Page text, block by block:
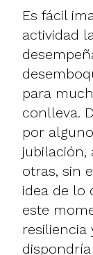
Es fácil
actividad
para
conlleva.
por
jubilación,
otras, sin
idea de lo
este
resiliencia